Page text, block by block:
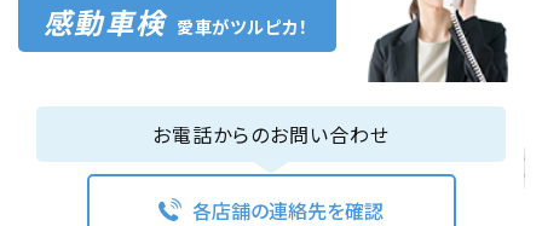
感動車検 愛車がツルピカ！
お電話からのお問い合わせ
各店舗の連絡先を確認